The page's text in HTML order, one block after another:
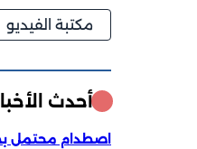
مكتبة الفيديو
أحدث
اصطدام محتمل